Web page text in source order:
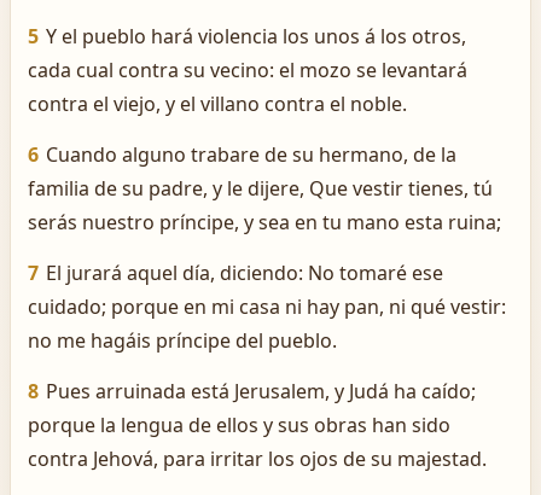
5 Y el pueblo hará violencia los unos á los otros,
cada cual contra su vecino: el mozo se levantará
contra el viejo, y el villano contra el noble.
6 Cuando alguno trabare de su hermano, de la
familia de su padre, y le dijere, Que vestir tienes, tú
serás nuestro príncipe, y sea en tu mano esta ruina;
7 El jurará aquel día, diciendo: No tomaré ese
cuidado; porque en mi casa ni hay pan, ni qué vestir:
no me hagáis príncipe del pueblo.
8 Pues arruinada está Jerusalem, y Judá ha caído;
porque la lengua de ellos y sus obras han sido
contra Jehová, para irritar los ojos de su majestad.